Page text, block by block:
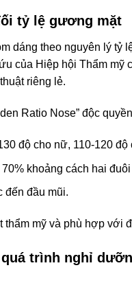
tỷ lệ gương mặt
dáng theo nguyên lý tỷ
của Hiệp hội Thẩm
riêng lẻ.
Ratio Nose” độc
độ cho nữ, 110-120 độ
khoảng cách hai đuôi
đến đầu mũi.
mỹ và phù hợp với
trình nghỉ